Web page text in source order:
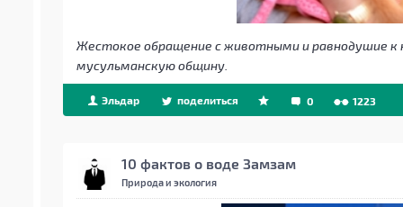
Жестокое обращение с животными и равнодушие к
мусульманскую общину.
Эльдар поделиться 0 1223
10 фактов о воде Замзам
Природа и экология